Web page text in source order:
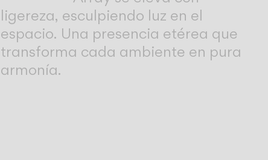
ligereza, esculpiendo luz en el
espacio. Una presencia etérea que
transforma cada ambiente en pura
armonía.